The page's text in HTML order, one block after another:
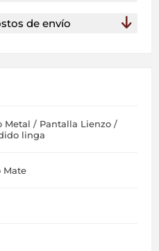
de envío
Metal / Pantalla Lienzo /
linga
Mate